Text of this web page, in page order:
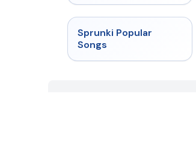
Sprunki Popular
Songs